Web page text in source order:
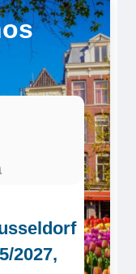
2027,